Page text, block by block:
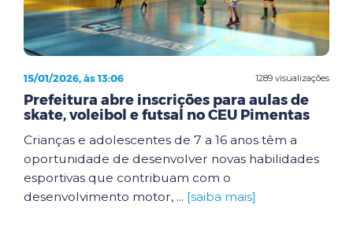
1289 visualizações
15/01/2026, às 13:06
Prefeitura abre inscrições para aulas de
skate, voleibol e futsal no CEU Pimentas
Crianças e adolescentes de 7 a 16 anos têm a
oportunidade de desenvolver novas habilidades
esportivas que contribuam com o
desenvolvimento motor, ... [saiba mais]